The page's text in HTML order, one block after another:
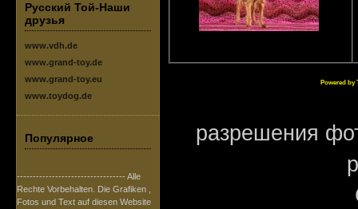
Русский Той-Наши
друзья
www.vdh.de
www.grand-toy.de
www.grand-toy.eu
www.toydog.de
Популярное
---------------------------------- Alle
Rechte Vorbehalten. Die Grafiken ,
Fotos und Text auf diesen Website
Powered by
разрешения